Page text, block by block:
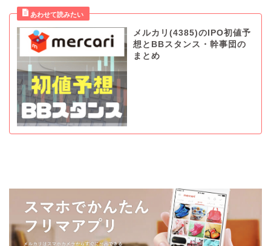
メルカリ(4385)のIPO初値予
想とBBスタンス・幹事団の
まとめ